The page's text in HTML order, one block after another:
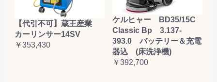
【代引不可】蔵王産業
カーリンサー14SV
￥353,430
ケルヒャー BD35/15C
Classic Bp 3.137-
393.0 バッテリー＆充電
器込 (床洗浄機)
￥392,700